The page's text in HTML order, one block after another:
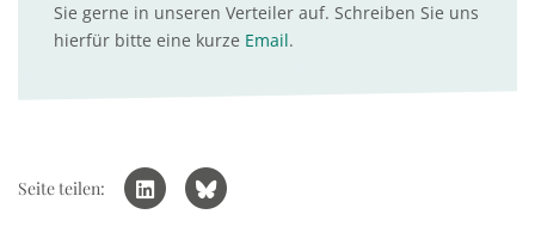
Sie gerne in unseren Verteiler auf. Schreiben Sie uns
hierfür bitte eine kurze Email.
Seite teilen: